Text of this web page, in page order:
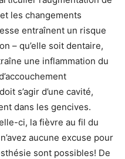
les changements
entraînent un risque
– qu’elle soit dentaire,
une inflammation du
s’agir d’une cavité,
dans les gencives.
ci, la fièvre au fil du
aucune excuse pour
sont possibles! De